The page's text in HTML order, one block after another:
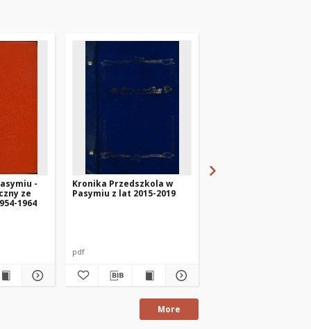
-
ze
1964
Kronika Przedszkola w
Pasymiu z lat 2015-2019
pdf
More